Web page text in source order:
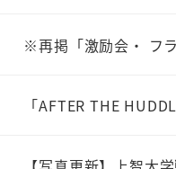
※再掲「激励会・ フ
「AFTER THE